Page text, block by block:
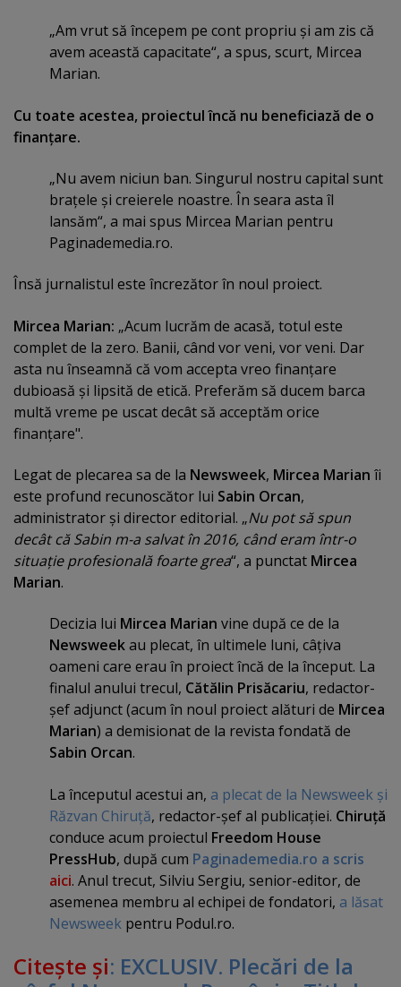
„Am vrut să începem pe cont propriu şi am zis că
avem această capacitate“, a spus, scurt, Mircea
Marian.
Cu toate acestea, proiectul încă nu beneficiază de o
finanţare.
„Nu avem niciun ban. Singurul nostru capital sunt
braţele şi creierele noastre. În seara asta îl
lansăm“, a mai spus Mircea Marian pentru
Paginademedia.ro.
Însă jurnalistul este încrezător în noul proiect.
Mircea Marian: „Acum lucrăm de acasă, totul este
complet de la zero. Banii, când vor veni, vor veni. Dar
asta nu înseamnă că vom accepta vreo finanţare
dubioasă şi lipsită de etică. Preferăm să ducem barca
multă vreme pe uscat decât să acceptăm orice
finanţare".
Legat de plecarea sa de la Newsweek, Mircea Marian îi
este profund recunoscător lui Sabin Orcan,
administrator şi director editorial. „Nu pot să spun
decât că Sabin m-a salvat în 2016, când eram într-o
situaţie profesională foarte grea“, a punctat Mircea
Marian.
Decizia lui Mircea Marian vine după ce de la
Newsweekau plecat, în ultimele luni, câţiva
oameni care erau în proiect încă de la început. La
finalul anului trecul, Cătălin Prisăcariu, redactor-
şef adjunct (acum în noul proiect alături de Mircea
Marian) a demisionat de la revista fondată de
Sabin Orcan.
La începutul acestui an, a plecat de la Newsweek şi
Răzvan Chiruţă, redactor-şef al publicaţiei. Chiruţă
conduce acum proiectul Freedom House
PressHub, după cum Paginademedia.ro a scris
aici. Anul trecut, Silviu Sergiu, senior-editor, de
asemenea membru al echipei de fondatori, a lăsat
Newsweek pentru Podul.ro.
Citeşte şi: EXCLUSIV. Plecări de la